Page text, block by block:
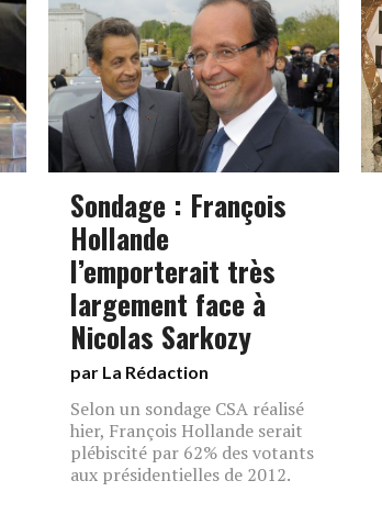
Sondage : François
Hollande
l’emporterait très
largement face à
Nicolas Sarkozy
par La Rédaction
Selon un sondage CSA réalisé
hier, François Hollande serait
plébiscité par 62% des votants
aux présidentielles de 2012.